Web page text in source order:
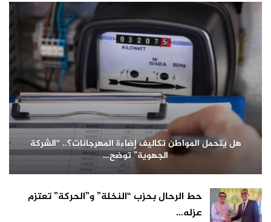
هل يتحمل المواطن تكاليف إضاءة المهرجانات؟.. “الشركة
الجهوية” توضح…
حط الرحال بحزب “النخلة” و”الحركة” تعتزم
عزله…